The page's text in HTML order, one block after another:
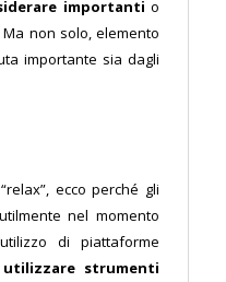
importantio
non solo, elemento
importante sia dagli
ecco perché gli
nel momento
di piattaforme
strumenti